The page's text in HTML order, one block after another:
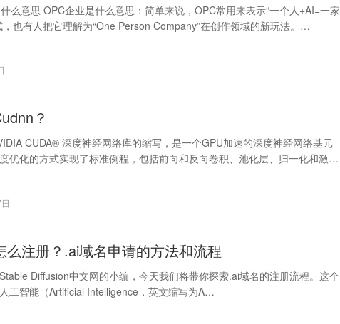
么意思 OPC企业是什么意思：简单来说，OPC常用来表示“一个人+AI=一家
，也有人把它理解为“One Person Company”在创作领域的新玩法。…
？
CUDA® 深度神经网络库的缩写，是一个GPU加速的深度神经网络基元
优化的方式实现了标准例程，包括前向和反向卷积、池化层、归一化和激活
么注册？.ai域名申请的方法和流程
Diffusion中文网的小编，今天我们将带你探索.ai域名的注册流程。这个
工智能（Artificial Intelligence，英文缩写为A…